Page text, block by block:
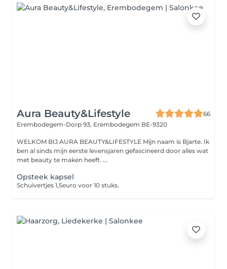
Aura Beauty&Lifestyle
66
Erembodegem-Dorp 93, Erembodegem BE-9320
WELKOM BIJ AURA BEAUTY&LIFESTYLE Mijn naam is Bjarte. Ik
ben al sinds mijn eerste levensjaren gefascineerd door alles wat
met beauty te maken heeft. ...
Opsteek kapsel
Schuivertjes 1,5euro voor 10 stuks.